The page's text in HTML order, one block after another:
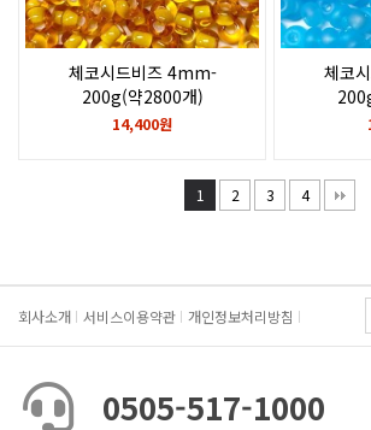
체코시드비즈 4mm-
200g(약2800개)
Topaz, colour lined
14,400원
체코
1 2 3 4
회사소개 서비스이용약관 개인정보처리방침
0505-517-1000